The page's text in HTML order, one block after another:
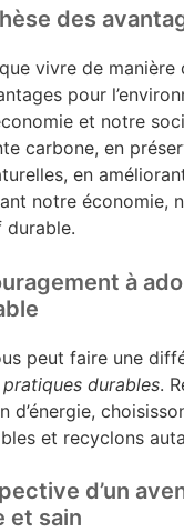
des
vivre de
pour
et notre
carbone, en
en
notre économie,
à
peut faire une
pratiques durables.
d’énergie,
et recyclons
d’un
et sain